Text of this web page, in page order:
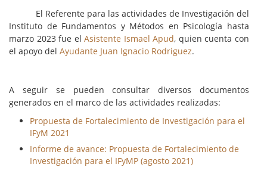
El Referente para las actividades de Investigación del
Instituto de Fundamentos y Métodos en Psicología hasta
marzo 2023 fue elAsistente Ismael Apud, quien cuenta con
el apoyo del Ayudante Juan Ignacio Rodriguez.
A seguir se pueden consultar diversos documentos
generados en el marco de las actividades realizadas:
Propuesta de Fortalecimiento de Investigación para el
IFyM 2021
Informe de avance: Propuesta de Fortalecimiento de
Investigación para el IFyMP (agosto 2021)